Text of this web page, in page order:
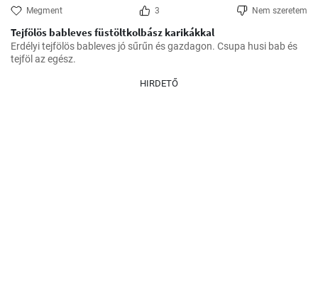
Megment 3 Nem szeretem
Tejfölös bableves füstöltkolbász karikákkal
Erdélyi tejfölös bableves jó sűrűn és gazdagon. Csupa husi bab és
tejföl az egész.
HIRDETŐ